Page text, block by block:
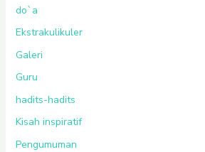
do`a
Ekstrakulikuler
Galeri
Guru
hadits-hadits
Kisah inspiratif
Pengumuman